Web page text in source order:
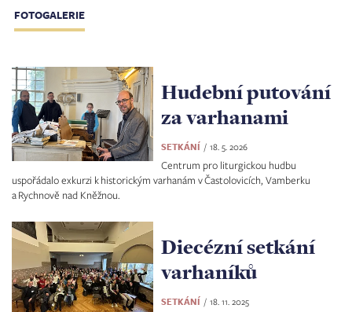
FOTOGALERIE
Hudební putování
za varhanami
SETKÁNÍ 18. 5. 2026
Centrum pro liturgickou hudbu
uspořádalo exkurzi k historickým varhanám v Častolovicích, Vamberku
a Rychnově nad Kněžnou.
Diecézní setkání
varhaníků
SETKÁNÍ 18. 11. 2025